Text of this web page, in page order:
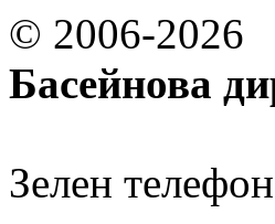
© 2006-2026
Басейнова
Зелен